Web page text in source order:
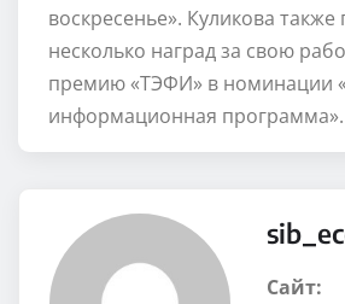
воскресенье». Куликова также
несколько наград за свою
премию «ТЭФИ» в номинации
информационная программа».
Сайт: